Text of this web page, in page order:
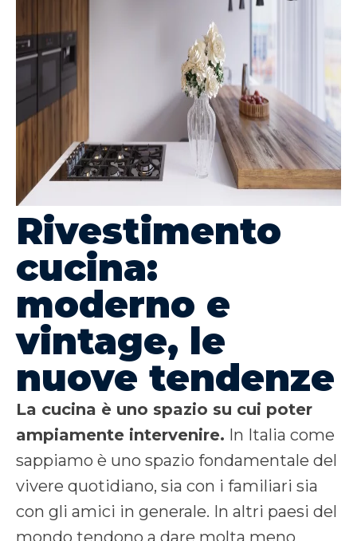
Rivestimento
cucina:
moderno e
vintage, le
nuove tendenze
La cucina è uno spazio su cui poter
ampiamente intervenire. In Italia come
sappiamo è uno spazio fondamentale del
vivere quotidiano, sia con i familiari sia
con gli amici in generale. In altri paesi del
mondo tendono a dare molta meno